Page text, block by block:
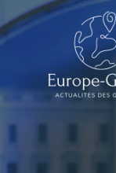
Skip
to